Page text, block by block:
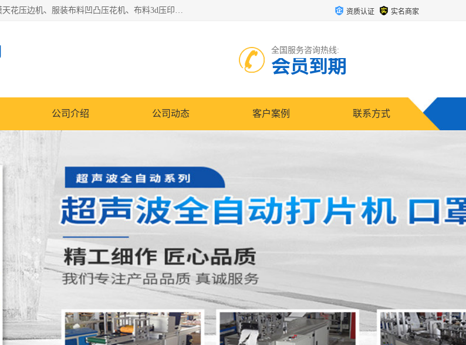
常州联宇机电自动化科技有限公司主营产品：pvc塑料焊机、高频热合机、软膜天花压边机、服装布料凹凸压花机、布料3d压印设备、服装植胶设备、超声波布料花边机、无纺布热合机、全自动压花机。 资质认证 实名商家
全国服务咨询热线:
会员到期
公司介绍 公司动态 客户案例 联系方式